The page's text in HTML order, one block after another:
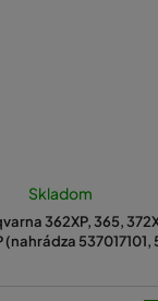
362XP, 365,
(nahrádza
Skladom